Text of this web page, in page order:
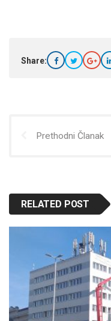
Share:
Prethodni Članak
RELATED POST